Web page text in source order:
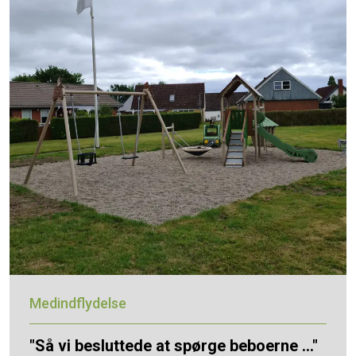
Medindflydelse
"Så vi besluttede at spørge beboerne ..."